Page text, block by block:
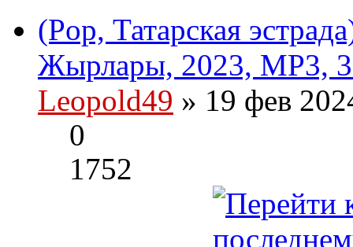
(Pop, Татарская
Жырлары, 2023, MP3,
Leopold49 » 19 фев
0
1752